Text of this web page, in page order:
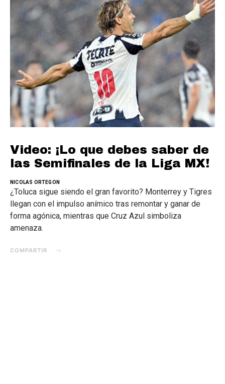
Video: ¡Lo que debes saber de
las Semifinales de la Liga MX!
NICOLAS ORTEGON
¿Toluca sigue siendo el gran favorito? Monterrey y Tigres
llegan con el impulso anímico tras remontar y ganar de
forma agónica, mientras que Cruz Azul simboliza
amenaza.
COMPARTIR